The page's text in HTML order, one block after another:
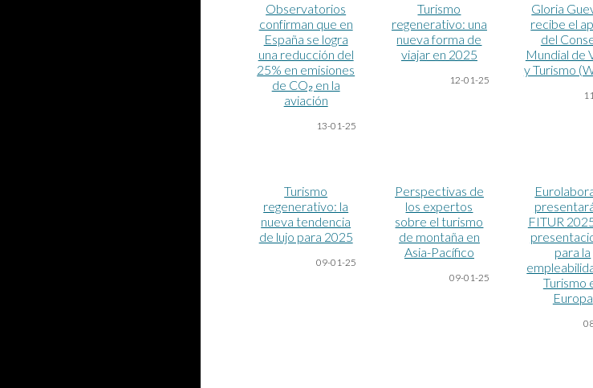
Observatorios
confirman que en
España se logra
una reducción del
25% en emisiones
de CO₂ en la
aviación
13-01-25
Turismo
regenerativo: una
nueva forma de
viajar en 2025
12-01-25
Gloria
recibe el
del
Mundial de
y Turismo
Turismo
regenerativo: la
nueva tendencia
de lujo para 2025
09-01-25
Perspectivas de
los expertos
sobre el turismo
de montaña en
Asia-Pacífico
09-01-25
FITUR
para la
Turismo
Europa